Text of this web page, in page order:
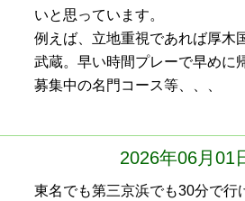
いと思っています。
例えば、立地重視であれば厚木
武蔵。早い時間プレーで早めに
募集中の名門コース等、、、
2026年06月01
東名でも第三京浜でも30分で行